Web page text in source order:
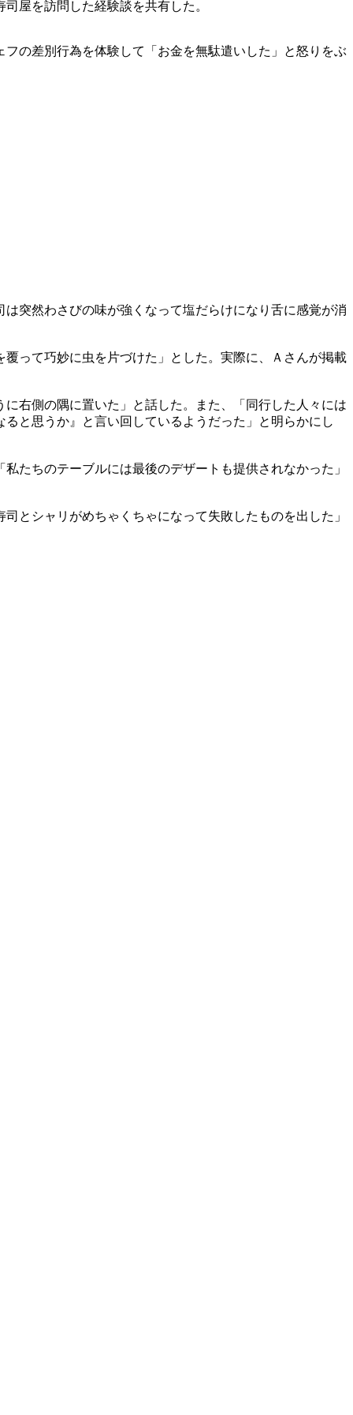
屋を訪問した経験談を共有した。
の差別行為を体験して「お金を無駄遣いした」と怒りをぶ
突然わさびの味が強くなって塩だらけになり舌に感覚が消
って巧妙に虫を片づけた」とした。実際に、Ａさんが掲載
右側の隅に置いた」と話した。また、「同行した人々には
と思うか』と言い回しているようだった」と明らかにし
たちのテーブルには最後のデザートも提供されなかった」
とシャリがめちゃくちゃになって失敗したものを出した」